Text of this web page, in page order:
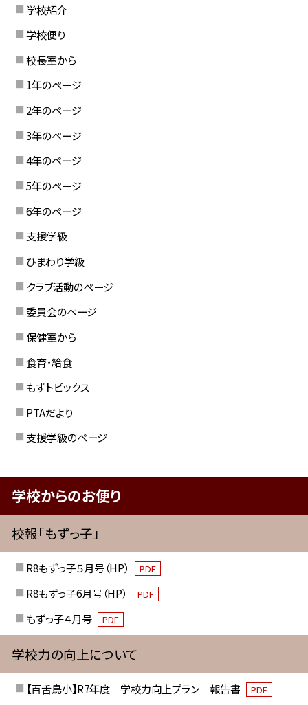
学校紹介
学校便り
校長室から
1年のページ
2年のページ
3年のページ
4年のページ
5年のページ
6年のページ
支援学級
ひまわり学級
クラブ活動のページ
委員会のページ
保健室から
食育・給食
もずトピックス
PTAだより
支援学級のページ
学校からのお便り
校報「もずっ子」
R8もずっ子５月号（HP） PDF
R8もずっ子6月号（HP） PDF
もずっ子４月号 PDF
学校力の向上について
【百舌鳥小】R7年度 学校力向上プラン 報告書 PDF